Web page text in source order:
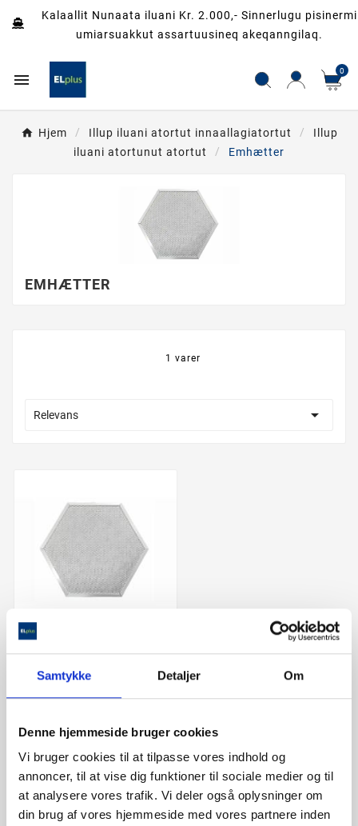
Samtykke Detaljer Om
Denne hjemmeside bruger cookies
Vi bruger cookies til at tilpasse vores indhold og
annoncer, til at vise dig funktioner til sociale medier og til
at analysere vores trafik. Vi deler også oplysninger om
din brug af vores hjemmeside med vores partnere inden
Kalaallit Nunaata iluani Kr. 2.000,- Sinnerlugu pisinermi
umiarsuakkut assartuusineq akeqanngilaq.
 0
Hjem Illup iluani atortut innaallagiatortut
Illup
iluani atortunut atortut
Emhætter
EMHÆTTER
1 varer
Relevans 

Silverline KUL19
649,00 kr